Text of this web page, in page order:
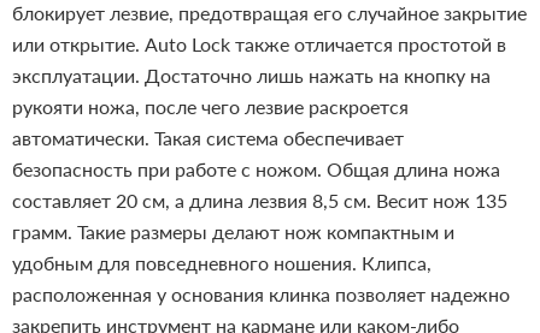
блокирует лезвие, предотвращая его случайное закрытие
или открытие. Auto Lock также отличается простотой в
эксплуатации. Достаточно лишь нажать на кнопку на
рукояти ножа, после чего лезвие раскроется
автоматически. Такая система обеспечивает
безопасность при работе с ножом. Общая длина ножа
составляет 20 см, а длина лезвия 8,5 см. Весит нож 135
грамм. Такие размеры делают нож компактным и
удобным для повседневного ношения. Клипса,
расположенная у основания клинка позволяет надежно
закрепить инструмент на кармане или каком-либо